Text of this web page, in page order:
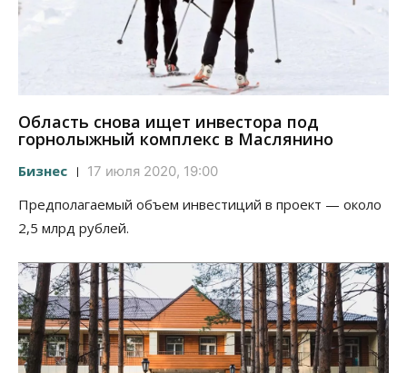
Область снова ищет инвестора под
горнолыжный комплекс в Маслянино
Бизнес 17 июля 2020, 19:00
Предполагаемый объем инвестиций в проект — около
2,5 млрд рублей.